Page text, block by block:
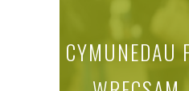
CYMUNEDAU